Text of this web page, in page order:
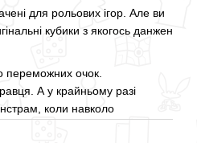
для рольових ігор. Але ви
кубики з якогось данжен
переможних очок.
А у крайньому разі
коли навколо